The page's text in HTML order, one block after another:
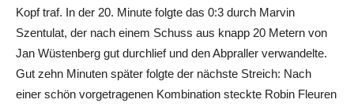
Kopf traf. In der 20. Minute folgte das 0:3 durch Marvin
Szentulat, der nach einem Schuss aus knapp 20 Metern von
Jan Wüstenberg gut durchlief und den Abpraller verwandelte.
Gut zehn Minuten später folgte der nächste Streich: Nach
einer schön vorgetragenen Kombination steckte Robin Fleuren